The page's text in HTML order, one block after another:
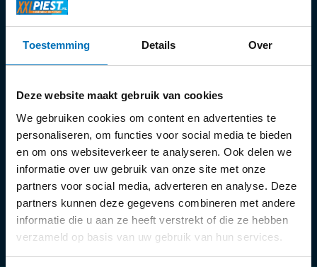
Toestemming Details Over
Deze website maakt gebruik van cookies
We gebruiken cookies om content en advertenties te
personaliseren, om functies voor social media te bieden
en om ons websiteverkeer te analyseren. Ook delen we
informatie over uw gebruik van onze site met onze
partners voor social media, adverteren en analyse. Deze
partners kunnen deze gegevens combineren met andere
informatie die u aan ze heeft verstrekt of die ze hebben
verzameld op basis van uw gebruik van hun services.
Openingstijden:
Ma:
13:30 - 18:00 uur
Za:
09:00 - 17:00 uur